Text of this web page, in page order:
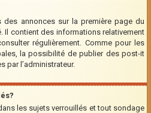
annonces sur la première page du
Il contient des informations relativement
régulièrement. Comme pour les
la possibilité de publier des post-it
par l’administrateur.
les sujets verrouillés et tout sondage